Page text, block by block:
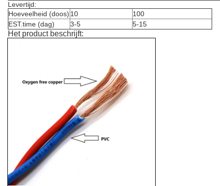
Levertijd:
Hoeveelheid (doos) 10
100
EST.time (dag)
3-5 5-15
Het product beschrijft: